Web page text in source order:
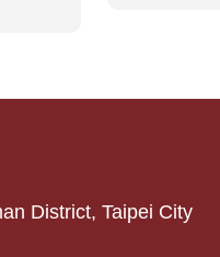
District, Taipei City